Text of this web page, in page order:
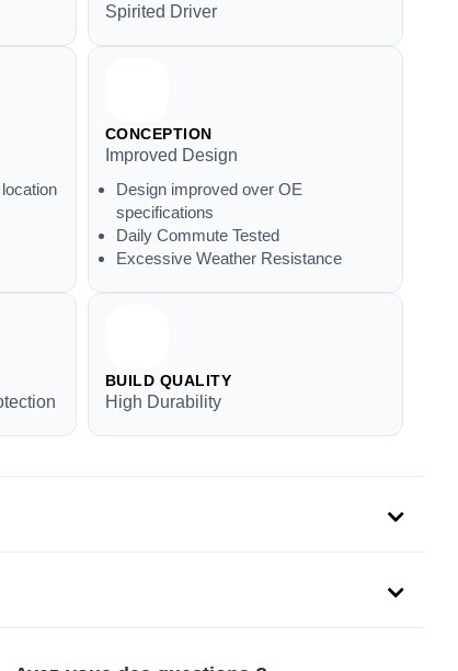
Spirited Driver
CONCEPTION
Improved Design
Design improved over OE
specifications
Daily Commute Tested
Excessive Weather Resistance
BUILD QUALITY
High Durability